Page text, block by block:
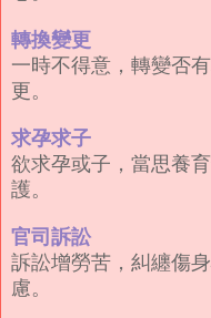
轉換變更
一時不得意，轉變否
更。
求孕求子
欲求孕或子，當思養
護。
官司訴訟
訴訟增勞苦，糾纏傷
慮。